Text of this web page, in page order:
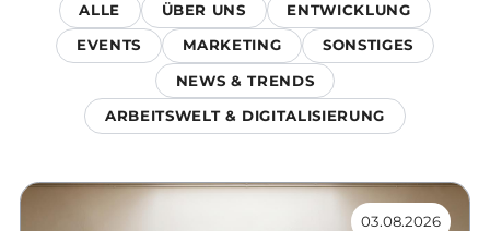
ALLE ÜBER UNS ENTWICKLUNG
EVENTS MARKETING SONSTIGES
NEWS & TRENDS
ARBEITSWELT & DIGITALISIERUNG
03.08.2026